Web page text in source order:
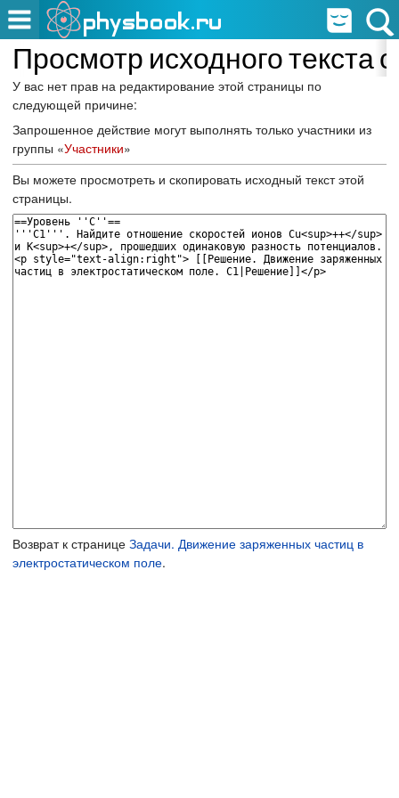
Просмотр исходного текста
У вас нет прав на редактирование этой страницы по
следующей причине:
Запрошенное действие могут выполнять только участники из
группы «Участники»
Вы можете просмотреть и скопировать исходный текст этой
страницы.
Возврат к странице Задачи. Движение заряженных частиц в
электростатическом поле.